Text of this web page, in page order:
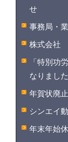
せ
事務局・
株式会社
「特別功
なりました
年賀状廃
シンエイ
年末年始